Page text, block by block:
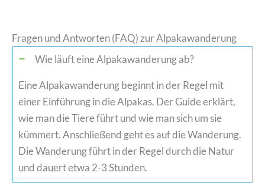
Fragen und Antworten (FAQ) zur Alpakawanderung
Wie läuft eine Alpakawanderung ab?
Eine Alpakawanderung beginnt in der Regel mit
einer Einführung in die Alpakas. Der Guide erklärt,
wie man die Tiere führt und wie man sich um sie
kümmert. Anschließend geht es auf die Wanderung.
Die Wanderung führt in der Regel durch die Natur
und dauert etwa 2-3 Stunden.